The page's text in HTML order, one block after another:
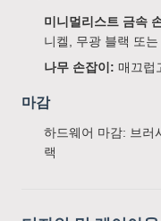
미니멀리스트 금속
니켈, 무광 블랙 또는
나무 손잡이: 매끄럽
마감
하드웨어 마감: 브러
랙